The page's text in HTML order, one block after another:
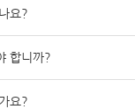
요?
합니까?
요?